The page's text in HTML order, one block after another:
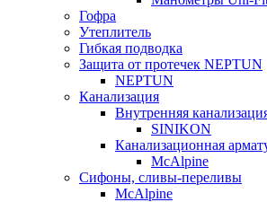
Гофра
Утеплитель
Гибкая подводка
Защита от протечек NEPTUN
NEPTUN
Канализация
Внутренняя
SINIKON
Канализационная
McAlpine
Сифоны, сливы-переливы
McAlpine